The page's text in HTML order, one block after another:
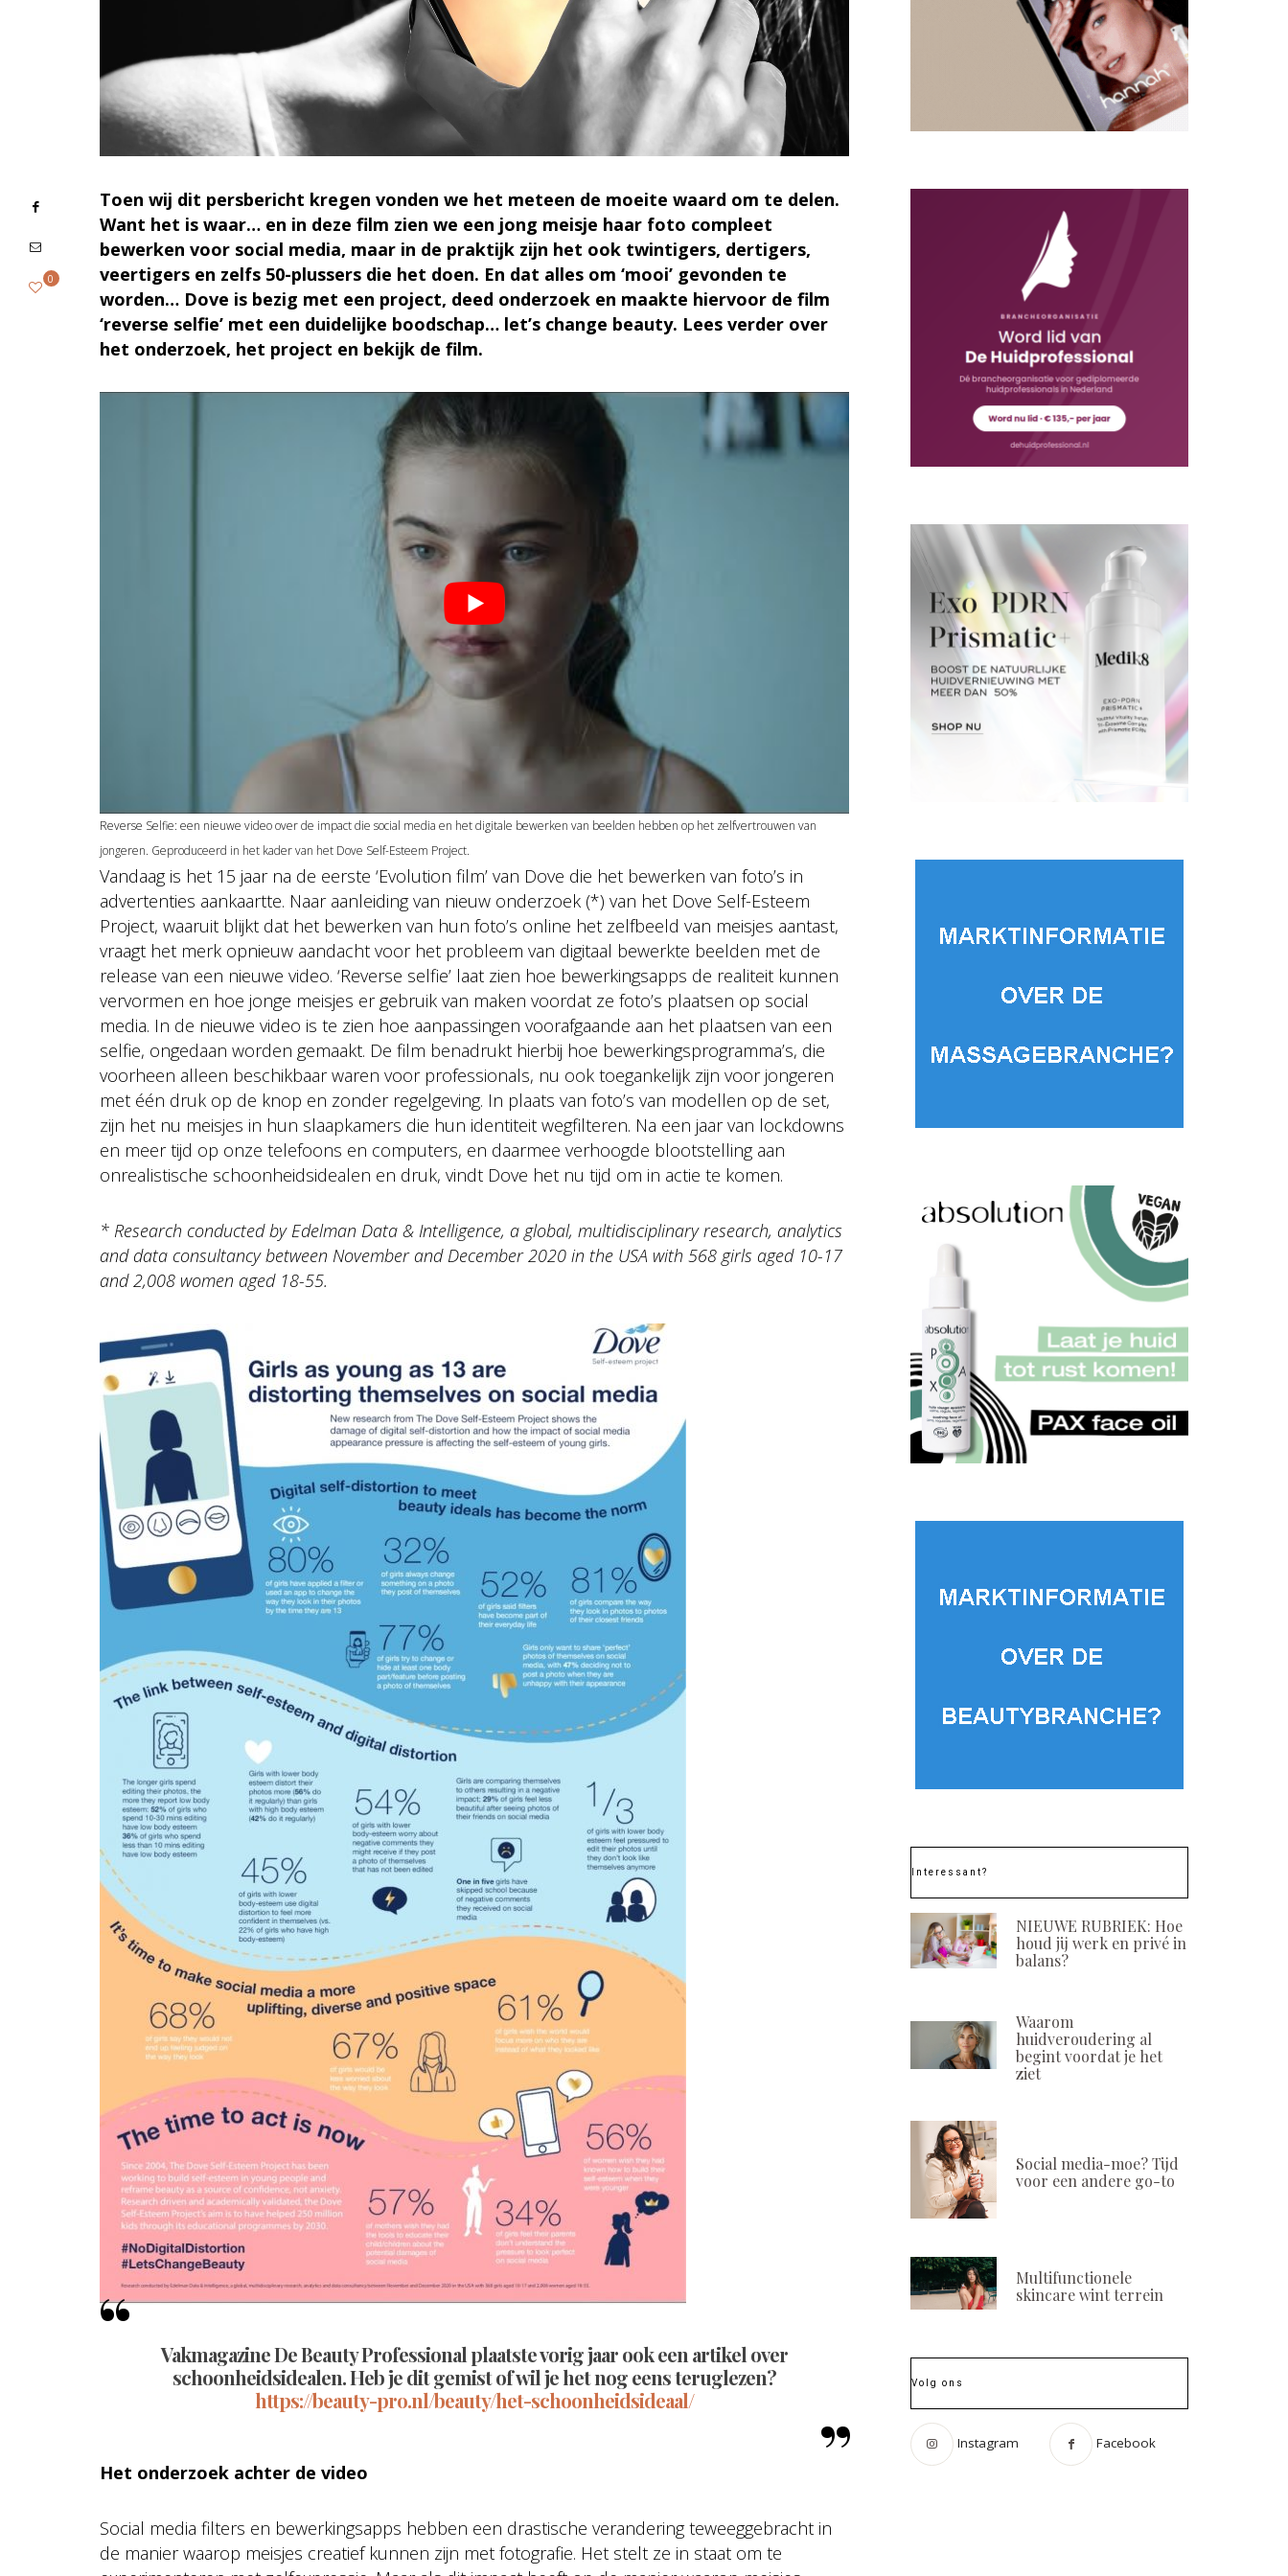
Toen wij dit persbericht kregen vonden we het meteen de moeite waard om te delen.
Want het is waar… en in deze film zien we een jong meisje haar foto compleet
bewerken voor social media, maar in de praktijk zijn het ook twintigers, dertigers,
veertigers en zelfs 50-plussers die het doen. En dat alles om ‘mooi’ gevonden te
worden… Dove is bezig met een project, deed onderzoek en maakte hiervoor de film
‘reverse selfie’ met een duidelijke boodschap… let’s change beauty. Lees verder over
het onderzoek, het project en bekijk de film.
Reverse Selfie: een nieuwe video over de impact die social media en het digitale bewerken van beelden hebben op het zelfvertrouwen van
jongeren. Geproduceerd in het kader van het Dove Self-Esteem Project.
Vandaag is het 15 jaar na de eerste ‘Evolution film’ van Dove die het bewerken van foto’s in
advertenties aankaartte. Naar aanleiding van nieuw onderzoek (*) van het Dove Self-Esteem
Project, waaruit blijkt dat het bewerken van hun foto’s online het zelfbeeld van meisjes aantast,
vraagt het merk opnieuw aandacht voor het probleem van digitaal bewerkte beelden met de
release van een nieuwe video. ‘Reverse selfie’ laat zien hoe bewerkingsapps de realiteit kunnen
vervormen en hoe jonge meisjes er gebruik van maken voordat ze foto’s plaatsen op social
media. In de nieuwe video is te zien hoe aanpassingen voorafgaande aan het plaatsen van een
selfie, ongedaan worden gemaakt. De film benadrukt hierbij hoe bewerkingsprogramma’s, die
voorheen alleen beschikbaar waren voor professionals, nu ook toegankelijk zijn voor jongeren
met één druk op de knop en zonder regelgeving. In plaats van foto’s van modellen op de set,
zijn het nu meisjes in hun slaapkamers die hun identiteit wegfilteren. Na een jaar van lockdowns
en meer tijd op onze telefoons en computers, en daarmee verhoogde blootstelling aan
onrealistische schoonheidsidealen en druk, vindt Dove het nu tijd om in actie te komen.
* Research conducted by Edelman Data & Intelligence, a global, multidisciplinary research, analytics
and data consultancy between November and December 2020 in the USA with 568 girls aged 10-17
and 2,008 women aged 18-55.
Vakmagazine De Beauty Professional plaatste vorig jaar ook een artikel over
schoonheidsidealen. Heb je dit gemist of wil je het nog eens teruglezen?
https://beauty-pro.nl/beauty/het-schoonheidsideaal/
Het onderzoek achter de video
Social media filters en bewerkingsapps hebben een drastische verandering teweeggebracht in
de manier waarop meisjes creatief kunnen zijn met fotografie. Het stelt ze in staat om te
0
Interessant?
NIEUWE RUBRIEK: Hoe
houd jij werk en privé in
balans?
Waarom
huidveroudering al
begint voordat je het
ziet
Social media-moe? Tijd
voor een andere go-to
Multifunctionele
skincare wint terrein
Volg ons
Instagram Facebook